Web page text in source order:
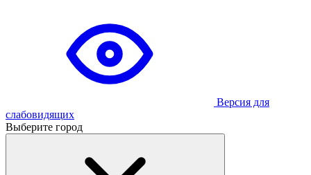
Версия для
слабовидящих
Выберите город